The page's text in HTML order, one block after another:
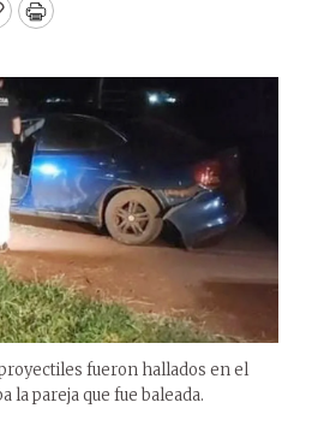
Print
fueron hallados en el
la pareja que fue baleada.